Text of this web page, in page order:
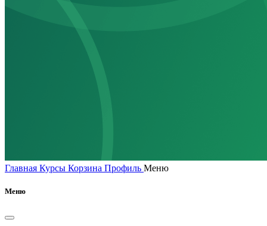
Главная Курсы Корзина Профиль Меню
Меню